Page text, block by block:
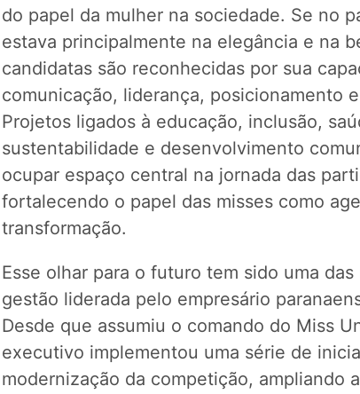
do papel da mulher na sociedade. Se no
estava principalmente na elegância e na
candidatas são reconhecidas por sua
comunicação, liderança, posicionamento
Projetos ligados à educação, inclusão,
sustentabilidade e desenvolvimento
ocupar espaço central na jornada das
fortalecendo o papel das misses como
transformação.
Esse olhar para o futuro tem sido uma das
gestão liderada pelo empresário
Desde que assumiu o comando do Miss
executivo implementou uma série de
modernização da competição, ampliando